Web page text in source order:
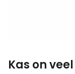
Kas on